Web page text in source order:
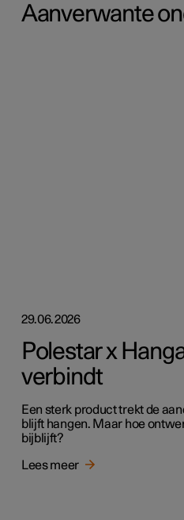
Aanverwante
29.06.2026
Polestar x
verbindt
Een sterk product trekt de
blijft hangen. Maar hoe
bijblijft?
Lees meer